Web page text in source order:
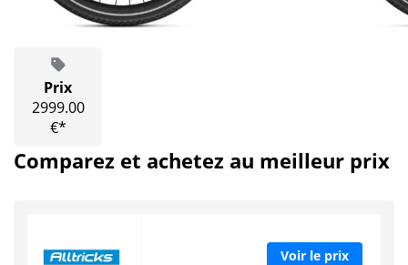
Prix
2999.00
€*
Comparez et achetez au meilleur prix
Voir le prix